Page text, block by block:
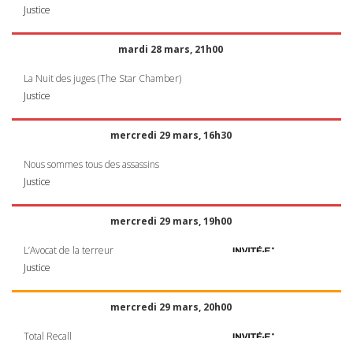
Justice
mardi 28 mars, 21h00
La Nuit des juges (The Star Chamber)
Justice
mercredi 29 mars, 16h30
Nous sommes tous des assassins
Justice
mercredi 29 mars, 19h00
L’Avocat de la terreur
Justice
mercredi 29 mars, 20h00
Total Recall